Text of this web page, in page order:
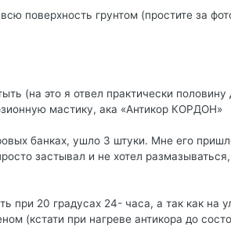
поверхность грунтом (простите за
(на это я отвел практически
мастику, ака «Антикор КОРДОН»
банках, ушло 3 штуки. Мне его
застывал и не хотел
при 20 градусах 24- часа, а так как
(кстати при нагреве антикора до